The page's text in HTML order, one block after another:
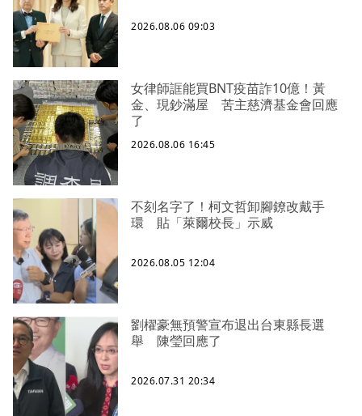
2026.08.06 09:03
女律師誆能買BNT疫苗詐10億！黃
金、現鈔滿屋 苦主慈濟基金會回應
了
2026.08.06 16:45
不刻名字了！柯文哲卸腳鐐改戴手
環 貼「萊爾校長」示威
2026.08.05 12:04
劉櫂豪無預警宣布退出台東縣長選
舉 陳瑩回應了
2026.07.31 20:34